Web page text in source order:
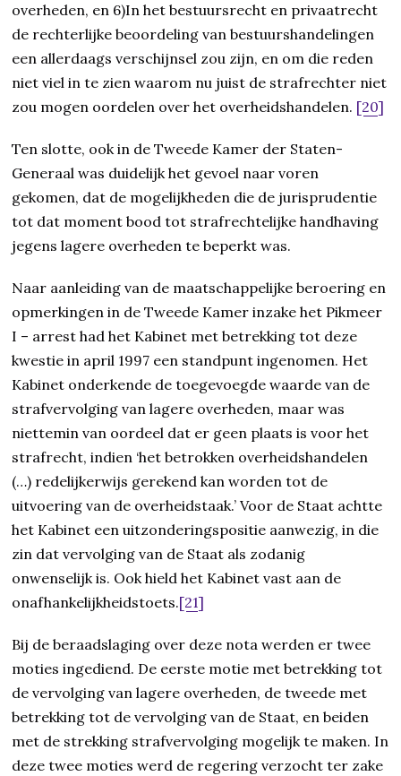
overheden, en 6)In het bestuursrecht en privaatrecht
de rechterlijke beoordeling van bestuurshandelingen
een allerdaags verschijnsel zou zijn, en om die reden
niet viel in te zien waarom nu juist de strafrechter niet
zou mogen oordelen over het overheidshandelen. [20]
Ten slotte, ook in de Tweede Kamer der Staten-
Generaal was duidelijk het gevoel naar voren
gekomen, dat de mogelijkheden die de jurisprudentie
tot dat moment bood tot strafrechtelijke handhaving
jegens lagere overheden te beperkt was.
Naar aanleiding van de maatschappelijke beroering en
opmerkingen in de Tweede Kamer inzake het Pikmeer
I – arrest had het Kabinet met betrekking tot deze
kwestie in april 1997 een standpunt ingenomen. Het
Kabinet onderkende de toegevoegde waarde van de
strafvervolging van lagere overheden, maar was
niettemin van oordeel dat er geen plaats is voor het
strafrecht, indien ‘het betrokken overheidshandelen
(…) redelijkerwijs gerekend kan worden tot de
uitvoering van de overheidstaak.’ Voor de Staat achtte
het Kabinet een uitzonderingspositie aanwezig, in die
zin dat vervolging van de Staat als zodanig
onwenselijk is. Ook hield het Kabinet vast aan de
onafhankelijkheidstoets.[21]
Bij de beraadslaging over deze nota werden er twee
moties ingediend. De eerste motie met betrekking tot
de vervolging van lagere overheden, de tweede met
betrekking tot de vervolging van de Staat, en beiden
met de strekking strafvervolging mogelijk te maken. In
deze twee moties werd de regering verzocht ter zake